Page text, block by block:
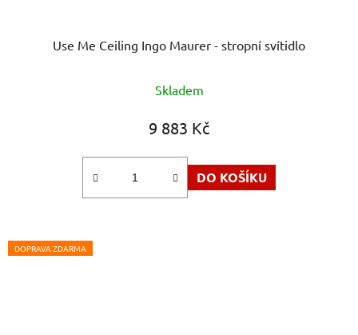
Use Me Ceiling Ingo Maurer - stropní svítidlo
Skladem
9 883 Kč
DO KOŠÍKU
DOPRAVA ZDARMA